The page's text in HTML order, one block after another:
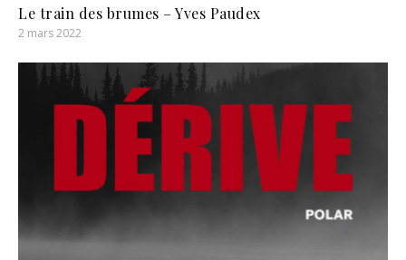
Le train des brumes – Yves Paudex
2 mars 2022